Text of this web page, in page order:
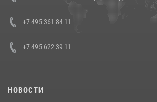
+7 495 361 84 11
+7 495 622 39 11
НОВОСТИ